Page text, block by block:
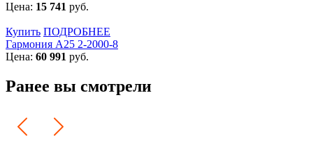
Цена: 15 741 руб.
Купить ПОДРОБНЕЕ
Гармония А25 2-2000-8
Цена: 60 991 руб.
Ранее вы смотрели